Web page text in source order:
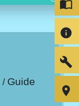
/ Guide
import_contacts
info
build
room